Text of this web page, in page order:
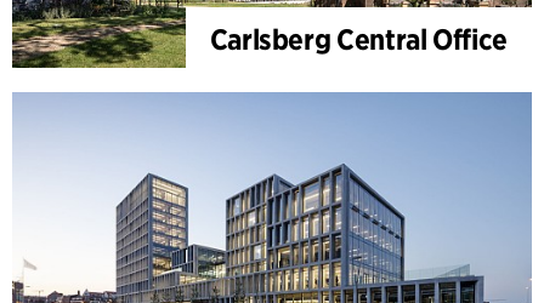
Carlsberg Central Office